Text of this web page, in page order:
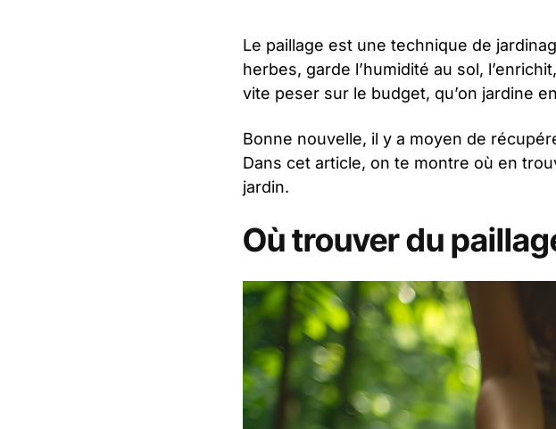
Le paillage est une technique de
herbes, garde l’humidité au sol,
vite peser sur le budget, qu’on jardine
Bonne nouvelle, il y a moyen de
Dans cet article, on te montre où en
jardin.
Où trouver du